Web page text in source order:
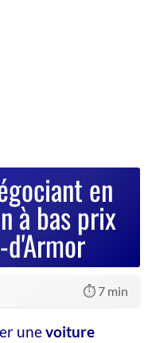
en
à bas prix
⏱️ 7 min
unevoiture